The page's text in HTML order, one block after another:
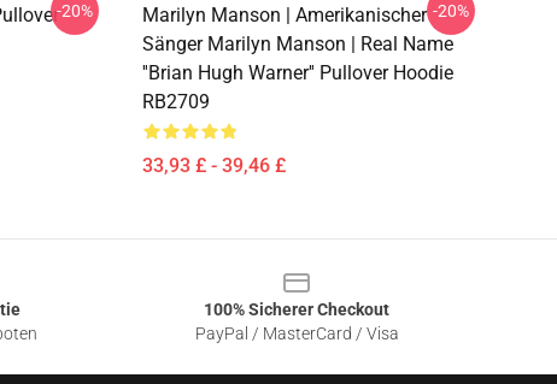
-20%
Marilyn Manson | Amerikanischer
Sänger Marilyn Manson | Real Name
''Brian Hugh Warner'' Pullover Hoodie
RB2709
33,93 £ - 39,46 £
-20%
100% Sicherer Checkout
PayPal / MasterCard / Visa